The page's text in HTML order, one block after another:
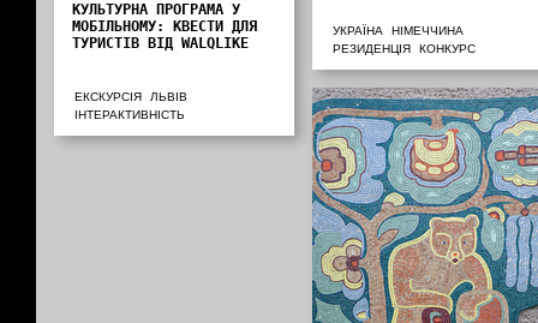
УКРАЇНА
НІМЕЧЧИНА
РЕЗИДЕНЦІЯ
КОНКУРС
КУЛЬТУРНА ПРОГРАМА У
МОБІЛЬНОМУ: КВЕСТИ ДЛЯ
ТУРИСТІВ ВІД WALQLIKE
ЕКСКУРСІЯ
ЛЬВІВ
ІНТЕРАКТИВНІСТЬ